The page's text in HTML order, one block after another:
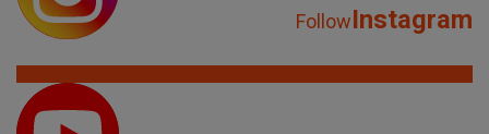
FollowInstagram